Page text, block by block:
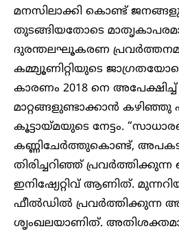
മനസിലാക്കി കൊണ്ട്
തുടങ്ങിയതോടെ
ദുരന്തലഘൂകരണ
കമ്മ്യൂണിറ്റിയുടെ
കാരണം 2018 നെ
മാറ്റങ്ങളുണ്ടാക്കാൻ
കൂട്ടായ്മയുടെ നേട്ടം.
കണ്ണിചേർത്തുകൊണ്ട്,
തിരിച്ചറിഞ്ഞ് പ്രവർത്തിക്കുന്ന
ഇനിഷ്യേറ്റിവ് ആണിത്.
ഫീൽഡിൽ പ്രവർത്തിക്കുന്ന
ശൃംഖലയാണിത്.